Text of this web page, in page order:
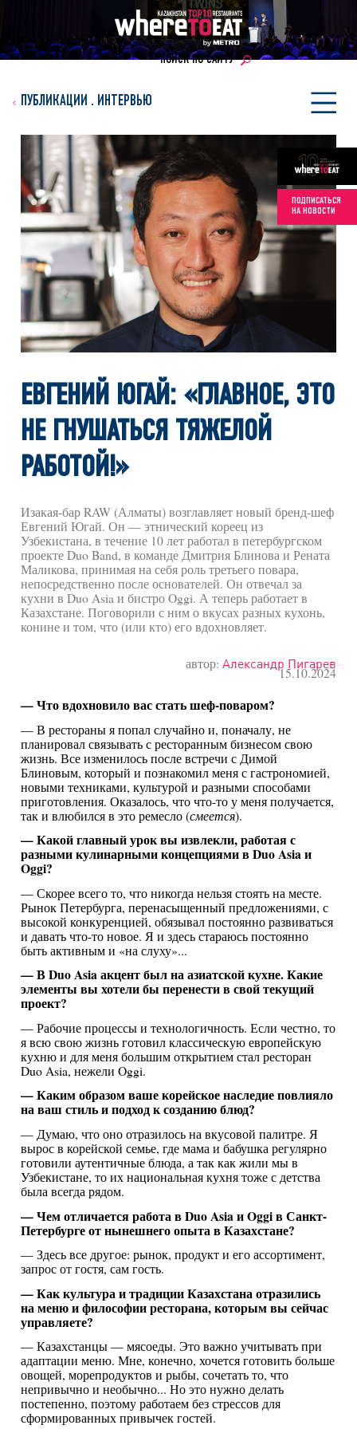
ПОИСК ПО САЙТУ
ПОДПИСАТЬСЯ
НА НОВОСТИ
ПУБЛИКАЦИИ . ИНТЕРВЬЮ
ЕВГЕНИЙ ЮГАЙ: «ГЛАВНОЕ, ЭТО
НЕ ГНУШАТЬСЯ ТЯЖЕЛОЙ
РАБОТОЙ!»
Изакая-бар RAW (Алматы) возглавляет новый бренд-шеф
Евгений Югай. Он — этнический кореец из
Узбекистана, в течение 10 лет работал в петербургском
проекте Duo Band, в команде Дмитрия Блинова и Рената
Маликова, принимая на себя роль третьего повара,
непосредственно после основателей. Он отвечал за
кухни в Duo Asia и бистро Oggi. А теперь работает в
Казахстане. Поговорили с ним о вкусах разных кухонь,
конине и том, что (или кто) его вдохновляет.
автор: Александр Пигарев
15.10.2024
— Что вдохновило вас стать шеф-поваром?
— В рестораны я попал случайно и, поначалу, не
планировал связывать с ресторанным бизнесом свою
жизнь. Все изменилось после встречи с Димой
Блиновым, который и познакомил меня с гастрономией,
новыми техниками, культурой и разными способами
приготовления. Оказалось, что что-то у меня получается,
так и влюбился в это ремесло (смеется).
— Какой главный урок вы извлекли, работая с
разными кулинарными концепциями в Duo Asia и
Oggi?
— Скорее всего то, что никогда нельзя стоять на месте.
Рынок Петербурга, перенасыщенный предложениями, с
высокой конкуренцией, обязывал постоянно развиваться
и давать что-то новое. Я и здесь стараюсь постоянно
быть активным и «на слуху»...
— В Duo Asia акцент был на азиатской кухне. Какие
элементы вы хотели бы перенести в свой текущий
проект?
— Рабочие процессы и технологичность. Если честно, то
я всю свою жизнь готовил классическую европейскую
кухню и для меня большим открытием стал ресторан
Duo Asia, нежели Oggi.
— Каким образом ваше корейское наследие повлияло
на ваш стиль и подход к созданию блюд?
— Думаю, что оно отразилось на вкусовой палитре. Я
вырос в корейской семье, где мама и бабушка регулярно
готовили аутентичные блюда, а так как жили мы в
Узбекистане, то их национальная кухня тоже с детства
была всегда рядом.
— Чем отличается работа в Duo Asia и Oggi в Санкт-
Петербурге от нынешнего опыта в Казахстане?
— Здесь все другое: рынок, продукт и его ассортимент,
запрос от гостя, сам гость.
— Как культура и традиции Казахстана отразились
на меню и философии ресторана, которым вы сейчас
управляете?
— Казахстанцы — мясоеды. Это важно учитывать при
адаптации меню. Мне, конечно, хочется готовить больше
овощей, морепродуктов и рыбы, сочетать то, что
непривычно и необычно... Но это нужно делать
постепенно, поэтому работаем без стрессов для
сформированных привычек гостей.